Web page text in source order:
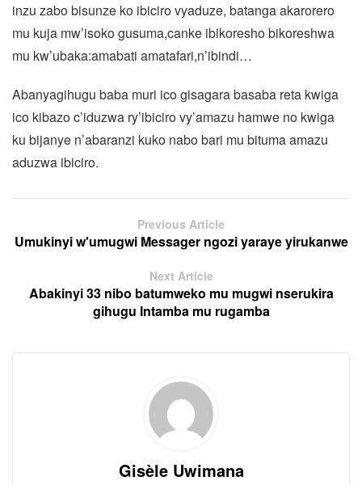
inzu zabo bisunze ko ibiciro vyaduze, batanga akarorero
mu kuja mw’isoko gusuma,canke ibikoresho bikoreshwa
mu kw’ubaka:amabati amatafari,n’ibindi…
Abanyagihugu baba muri ico gisagara basaba reta kwiga
ico kibazo c’iduzwa ry’ibiciro vy’amazu hamwe no kwiga
ku bijanye n’abaranzi kuko nabo bari mu bituma amazu
aduzwa ibiciro.
Previous Article
Umukinyi w'umugwi Messager ngozi yaraye yirukanwe
Next Article
Abakinyi 33 nibo batumweko mu mugwi nserukira
gihugu Intamba mu rugamba
Gisèle Uwimana